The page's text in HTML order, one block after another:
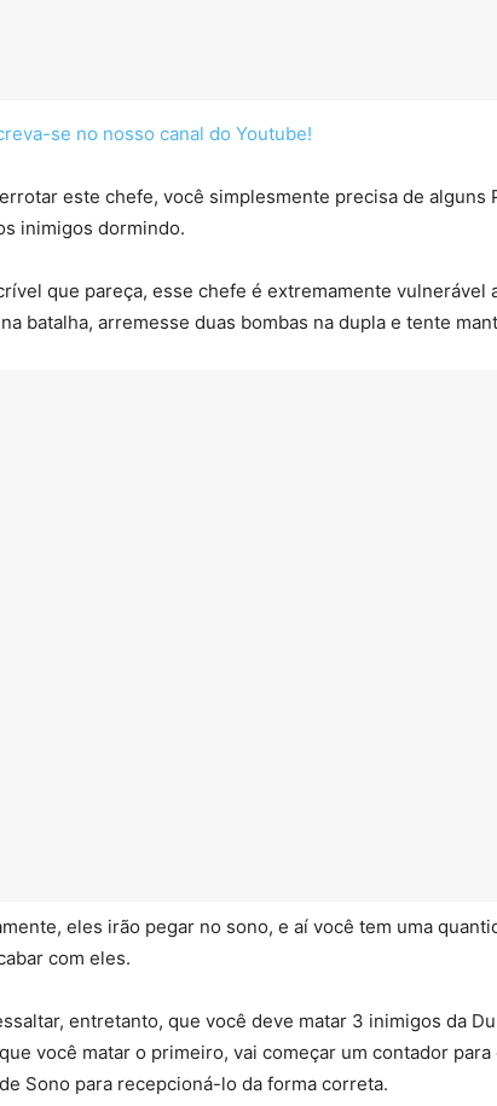
se no nosso canal do Youtube!
este chefe, você simplesmente precisa de alguns
inimigos dormindo.
que pareça, esse chefe é extremamente vulnerável
batalha, arremesse duas bombas na dupla e tente
eles irão pegar no sono, e aí você tem uma
com eles.
entretanto, que você deve matar 3 inimigos da
você matar o primeiro, vai começar um contador
Sono para recepcioná-lo da forma correta.